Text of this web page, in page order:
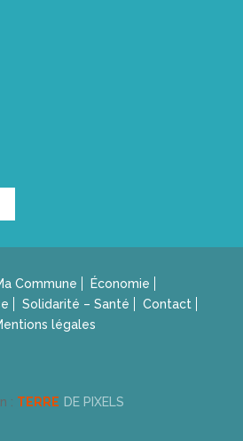
Commune
Économie
Solidarité – Santé
Contact
légales
: TERRE DE PIXELS